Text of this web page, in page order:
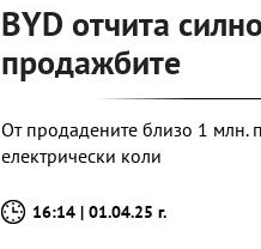
BYD отчита
продажбите
От продадените близо 1 млн.
електрически коли
16:14 | 01.04.25 г.